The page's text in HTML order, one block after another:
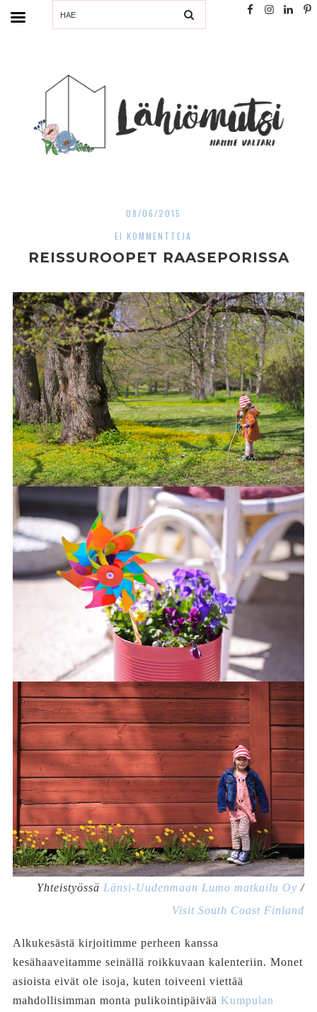
SEARCH
08/06/2015
EI KOMMENTTEJA
REISSUROOPET RAASEPORISSA
Yhteistyössä Länsi-Uudenmaan Lumo matkailu Oy /
Visit South Coast Finland
Alkukesästä kirjoitimme perheen kanssa
kesähaaveitamme seinällä roikkuvaan kalenteriin. Monet
asioista eivät ole isoja, kuten toiveeni viettää
mahdollisimman monta pulikointipäivää Kumpulan